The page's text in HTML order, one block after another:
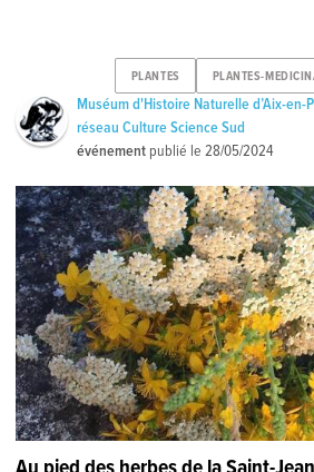
PLANTES PLANTES-
Muséum d'Histoire Naturelle d’Aix-en-
réseau Culture Science Sud
événement publié le28/05/2024